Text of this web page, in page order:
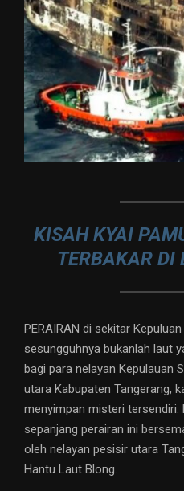
KISAH KYAI
TERBAKAR DI
PERAIRAN di sekitar
sesungguhnya bukanlah laut
bagi para nelayan Kepulauan
utara Kabupaten Tangerang,
menyimpan misteri tersendiri.
sepanjang perairan ini
oleh nelayan pesisir utara
Hantu Laut Blong.